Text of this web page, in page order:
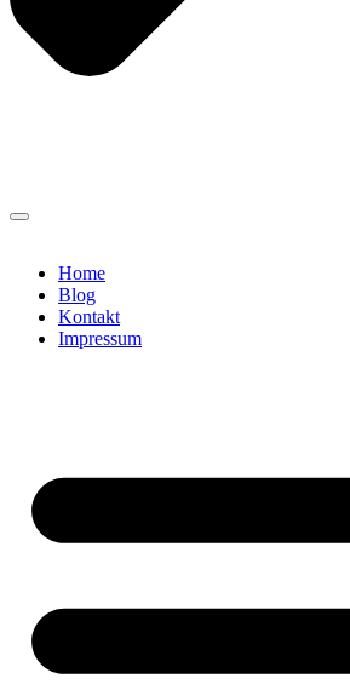
Home
Blog
Kontakt
Impressum